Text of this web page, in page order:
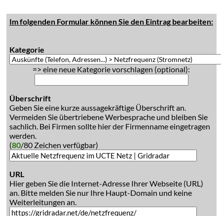
Im folgenden Formular können Sie den Eintrag bearbeiten:
Kategorie
=> eine neue Kategorie vorschlagen (optional):
Überschrift
Geben Sie eine kurze aussagekräftige Überschrift an.
Vermeiden Sie übertriebene Werbesprache und bleiben Sie
sachlich. Bei Firmen sollte hier der Firmenname eingetragen
werden.
(80/80 Zeichen verfügbar)
URL
Hier geben Sie die Internet-Adresse Ihrer Webseite (URL)
an. Bitte melden Sie nur Ihre Haupt-Domain und keine
Weiterleitungen an.